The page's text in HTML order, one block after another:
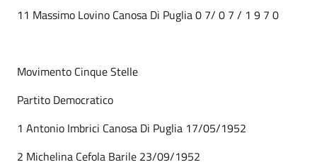
11 Massimo Lovino Canosa Di Puglia 0 7/ 0 7 / 1 9 7 0
Movimento Cinque Stelle
Partito Democratico
1 Antonio Imbrici Canosa Di Puglia 17/05/1952
2 Michelina Cefola Barile 23/09/1952